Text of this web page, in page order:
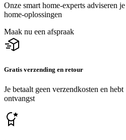
Onze smart home-experts adviseren
home-oplossingen
Maak nu een afspraak
Gratis verzending en retour
Je betaalt geen verzendkosten en
ontvangst